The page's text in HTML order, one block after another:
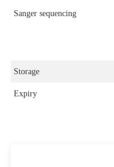
Sanger sequencing
Storage
Expiry